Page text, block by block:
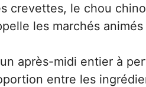
crevettes, le chou
les marchés
après-midi entier à
entre les